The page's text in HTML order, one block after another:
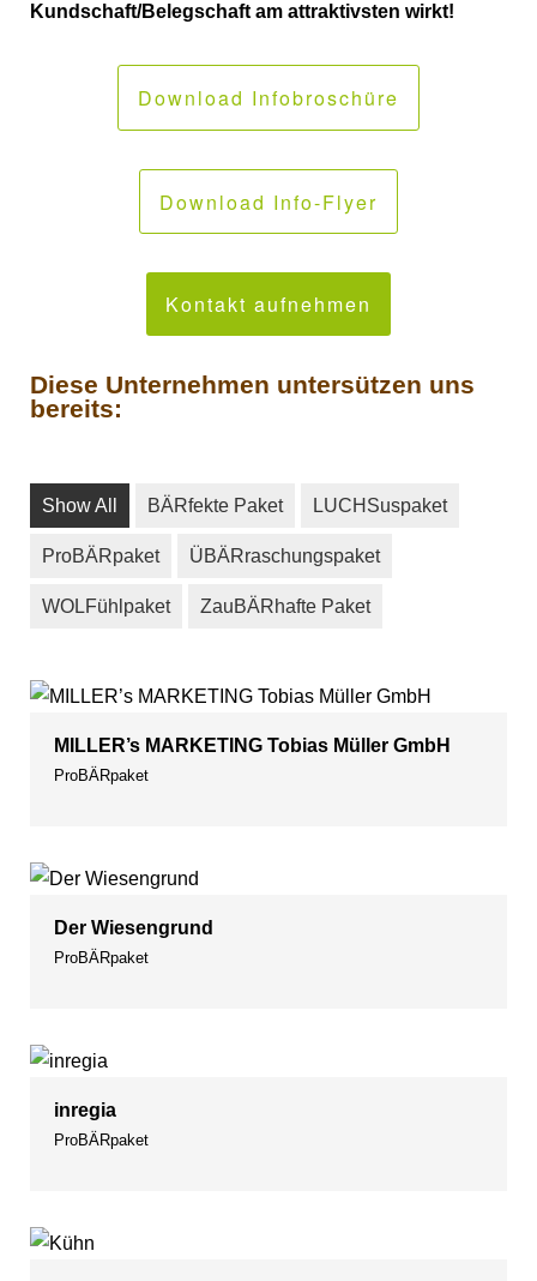
Kundschaft/Belegschaft am attraktivsten wirkt!
Download Infobroschüre
Download Info-Flyer
Kontakt aufnehmen
Diese Unternehmen untersützen uns
bereits:
Show All BÄRfekte Paket LUCHSuspaket
ProBÄRpaket ÜBÄRraschungspaket
WOLFühlpaket ZauBÄRhafte Paket
MILLER’s MARKETING Tobias Müller GmbH
ProBÄRpaket
Der Wiesengrund
ProBÄRpaket
inregia
ProBÄRpaket